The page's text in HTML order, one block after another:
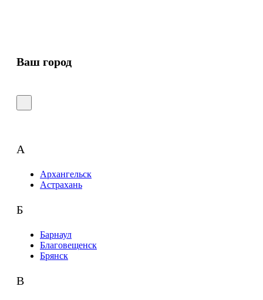
Ваш город
А
Архангельск
Астрахань
Б
Барнаул
Благовещенск
Брянск
В